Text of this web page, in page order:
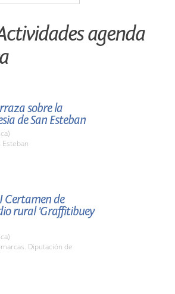
agenda
sobre la
de San Esteban
Esteban
Certamen de
rural 'Graffitibuey
Diputación de